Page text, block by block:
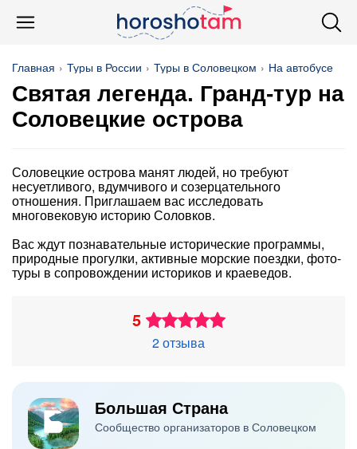
Главная Туры в России Туры в Соловецком На автобусе
Святая легенда. Гранд-тур на
Соловецкие острова
Соловецкие острова манят людей, но требуют
несуетливого, вдумчивого и созерцательного
отношения. Приглашаем вас исследовать
многовековую историю Соловков.
Вас ждут познавательные исторические программы,
природные прогулки, активные морские поездки, фото-
туры в сопровождении историков и краеведов.
5
2 отзыва
Большая Страна
Сообщество организаторов в Соловецком